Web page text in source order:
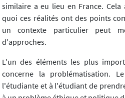
similaire a eu lieu en France.
quoi ces réalités ont des points
un contexte particulier peut
d'approches.
L'un des éléments les plus
concerne la problématisation.
l'étudiante et à l'étudiant de